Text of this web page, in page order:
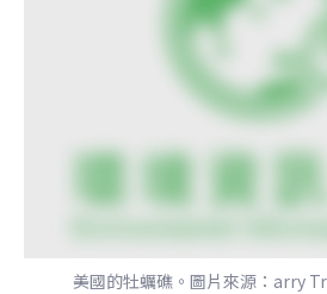
美國的牡蠣礁。圖片來源：arry